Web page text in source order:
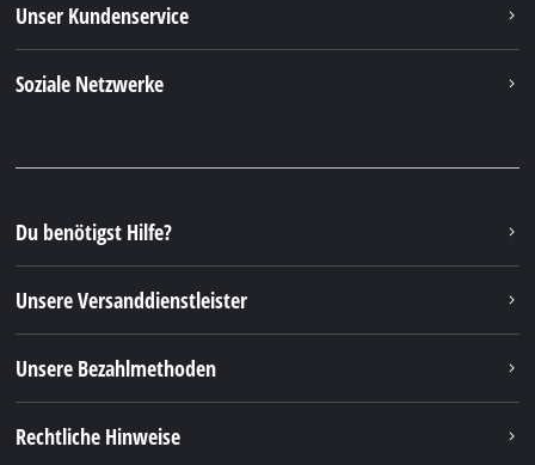
Unser Kundenservice
Soziale Netzwerke
Du benötigst Hilfe?
Unsere Versanddienstleister
Unsere Bezahlmethoden
Rechtliche Hinweise